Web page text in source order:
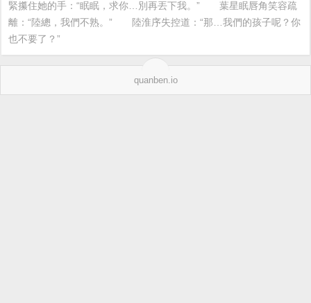
緊攥住她的手：“眠眠，求你…別再丟下我。”　　葉星眠唇角笑容疏
離：“陸總，我們不熟。”　　陸淮序失控道：“那…我們的孩子呢？你
也不要了？”
quanben.io